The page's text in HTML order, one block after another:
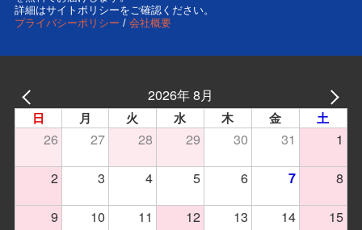
詳細はサイトポリシーをご確認ください。
プライバシーポリシー / 会社概要
2026年 8月
日 月 火 水 木 金 土
26 27 28 29 30 31
1
2
3 4 5 6 7
8
9
10 11 12 13 14
15